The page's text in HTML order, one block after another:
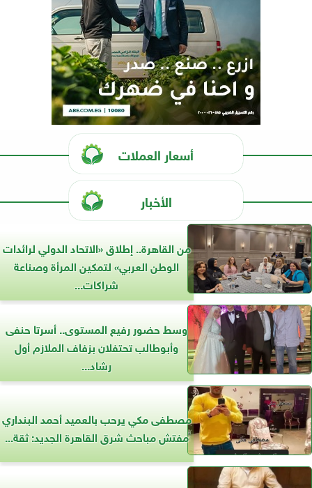
أسعار العملات
الأخبار
من القاهرة.. إطلاق «الاتحاد الدولي لرائدات
الوطن العربي» لتمكين المرأة وصناعة
شراكات...
وسط حضور رفيع المستوى.. أسرتا حنفى
وأبوطالب تحتفلان بزفاف الملازم أول
رشاد...
مصطفى مكي يرحب بالعميد أحمد البنداري
مفتش مباحث شرق القاهرة الجديد: ثقة...